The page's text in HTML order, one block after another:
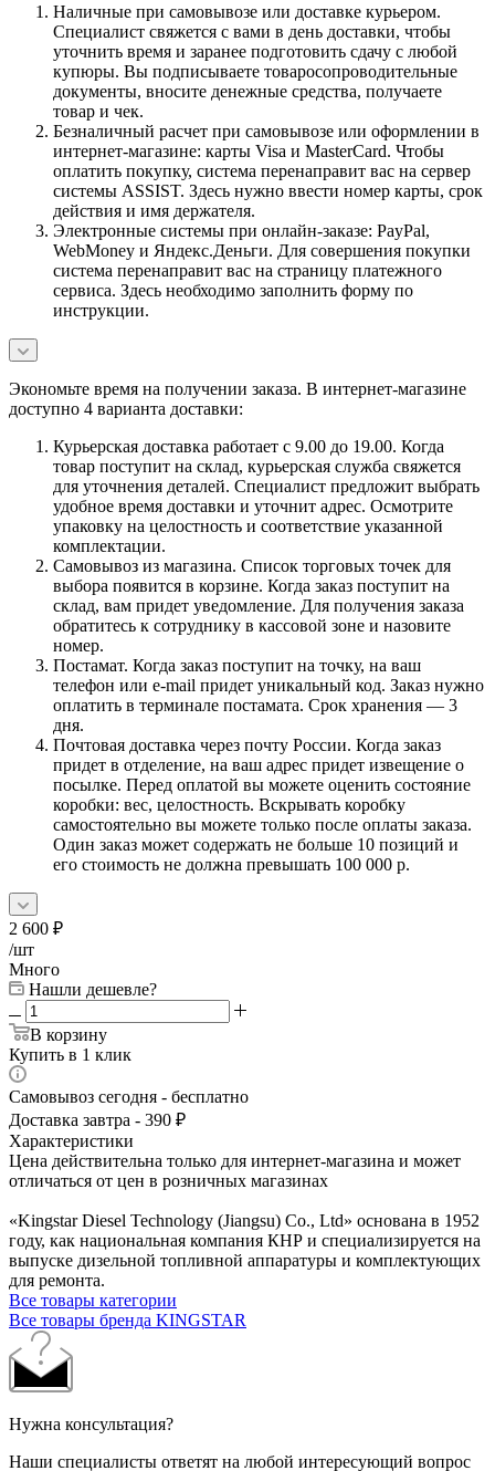
Наличные при самовывозе или доставке курьером.
Специалист свяжется с вами в день доставки, чтобы
уточнить время и заранее подготовить сдачу с любой
купюры. Вы подписываете товаросопроводительные
документы, вносите денежные средства, получаете
товар и чек.
Безналичный расчет при самовывозе или оформлении в
интернет-магазине: карты Visa и MasterCard. Чтобы
оплатить покупку, система перенаправит вас на сервер
системы ASSIST. Здесь нужно ввести номер карты, срок
действия и имя держателя.
Электронные системы при онлайн-заказе: PayPal,
WebMoney и Яндекс.Деньги. Для совершения покупки
система перенаправит вас на страницу платежного
сервиса. Здесь необходимо заполнить форму по
инструкции.
Экономьте время на получении заказа. В интернет-магазине
доступно 4 варианта доставки:
Курьерская доставка работает с 9.00 до 19.00. Когда
товар поступит на склад, курьерская служба свяжется
для уточнения деталей. Специалист предложит выбрать
удобное время доставки и уточнит адрес. Осмотрите
упаковку на целостность и соответствие указанной
комплектации.
Самовывоз из магазина. Список торговых точек для
выбора появится в корзине. Когда заказ поступит на
склад, вам придет уведомление. Для получения заказа
обратитесь к сотруднику в кассовой зоне и назовите
номер.
Постамат. Когда заказ поступит на точку, на ваш
телефон или e-mail придет уникальный код. Заказ нужно
оплатить в терминале постамата. Срок хранения — 3
дня.
Почтовая доставка через почту России. Когда заказ
придет в отделение, на ваш адрес придет извещение о
посылке. Перед оплатой вы можете оценить состояние
коробки: вес, целостность. Вскрывать коробку
самостоятельно вы можете только после оплаты заказа.
Один заказ может содержать не больше 10 позиций и
его стоимость не должна превышать 100 000 р.
2 600 ₽
/шт
Много
Нашли дешевле?
В корзину
Купить в 1 клик
Самовывоз сегодня - бесплатно
Доставка завтра - 390 ₽
Характеристики
Цена действительна только для интернет-магазина и может
отличаться от цен в розничных магазинах
«Kingstar Diesel Technology (Jiangsu) Co., Ltd» основана в 1952
году, как национальная компания КНР и специализируется на
выпуске дизельной топливной аппаратуры и комплектующих
для ремонта.
Все товары категории
Все товары бренда KINGSTAR
Нужна консультация?
Наши специалисты ответят на любой интересующий вопрос